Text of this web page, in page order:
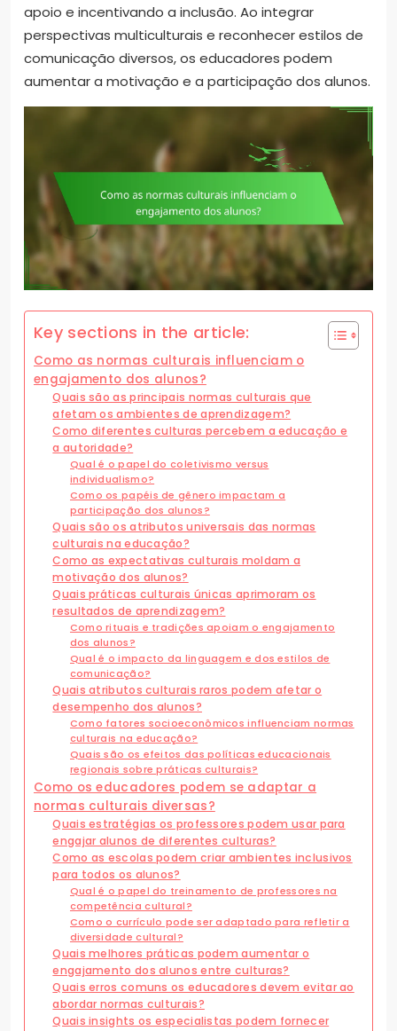
apoio e incentivando a inclusão. Ao integrar
perspectivas multiculturais e reconhecer estilos de
comunicação diversos, os educadores podem
aumentar a motivação e a participação dos alunos.
Key sections in the article:
Como as normas culturais influenciam o
engajamento dos alunos?
Quais são as principais normas culturais que
afetam os ambientes de aprendizagem?
Como diferentes culturas percebem a educação e
a autoridade?
Qual é o papel do coletivismo versus
individualismo?
Como os papéis de gênero impactam a
participação dos alunos?
Quais são os atributos universais das normas
culturais na educação?
Como as expectativas culturais moldam a
motivação dos alunos?
Quais práticas culturais únicas aprimoram os
resultados de aprendizagem?
Como rituais e tradições apoiam o engajamento
dos alunos?
Qual é o impacto da linguagem e dos estilos de
comunicação?
Quais atributos culturais raros podem afetar o
desempenho dos alunos?
Como fatores socioeconômicos influenciam normas
culturais na educação?
Quais são os efeitos das políticas educacionais
regionais sobre práticas culturais?
Como os educadores podem se adaptar a
normas culturais diversas?
Quais estratégias os professores podem usar para
engajar alunos de diferentes culturas?
Como as escolas podem criar ambientes inclusivos
para todos os alunos?
Qual é o papel do treinamento de professores na
competência cultural?
Como o currículo pode ser adaptado para refletir a
diversidade cultural?
Quais melhores práticas podem aumentar o
engajamento dos alunos entre culturas?
Quais erros comuns os educadores devem evitar ao
abordar normas culturais?
Quais insights os especialistas podem fornecer